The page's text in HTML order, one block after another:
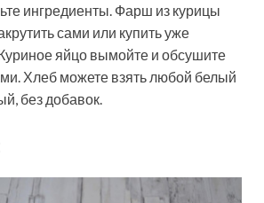
ингредиенты. Фарш из курицы
сами или купить уже
яйцо вымойте и обсушите
Хлеб можете взять любой белый
без добавок.